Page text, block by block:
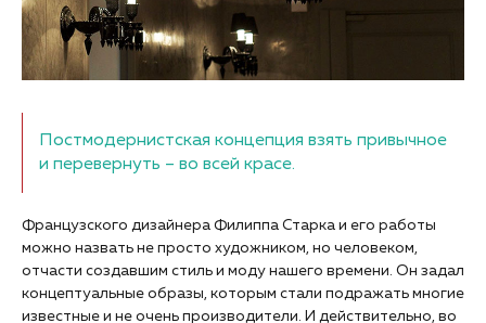
Постмодернистская концепция взять привычное
и перевернуть – во всей красе.
Французского дизайнера Филиппа Старка и его работы
можно назвать не просто художником, но человеком,
отчасти создавшим стиль и моду нашего времени. Он задал
концептуальные образы, которым стали подражать многие
известные и не очень производители. И действительно, во